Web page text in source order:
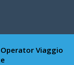
Viaggio